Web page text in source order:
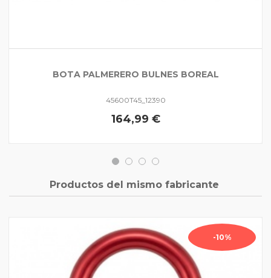
BOTA PALMERERO BULNES BOREAL
45600T45_12390
164,99 €
Productos del mismo fabricante
-10%